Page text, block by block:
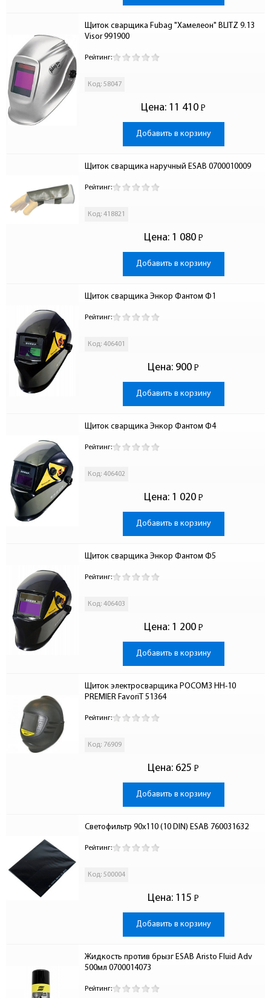
Щиток сварщика Fubag "Хамелеон" BLITZ 9.13
Visor 991900
Рейтинг:
Код: 58047
Цена: 11 410 Р
-
Добавить в корзину
Щиток сварщика наручный ESAB 0700010009
Рейтинг:
Код: 418821
Цена: 1 080 Р
-
Добавить в корзину
Щиток сварщика Энкор Фантом Ф1
Рейтинг:
Код: 406401
Цена: 900 Р
-
Добавить в корзину
Щиток сварщика Энкор Фантом Ф4
Рейтинг:
Код: 406402
Цена: 1 020 Р
-
Добавить в корзину
Щиток сварщика Энкор Фантом Ф5
Рейтинг:
Код: 406403
Цена: 1 200 Р
-
Добавить в корзину
Щиток электросварщика РОСОМЗ НН-10
PREMIER FavoriT 51364
Рейтинг:
Код: 76909
Цена: 625 Р
-
Добавить в корзину
Cветофильтр 90х110 (10 DIN) ESAB 760031632
Рейтинг:
Код: 500004
Цена: 115 Р
-
Добавить в корзину
Жидкость против брызг ESAB Aristo Fluid Adv
500мл 0700014073
Рейтинг: